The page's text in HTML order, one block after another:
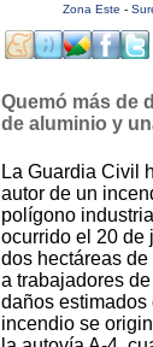
Zona Este -
Quemó más de
de aluminio y
La Guardia Civil
autor de un
polígono
ocurrido el 20 de
dos hectáreas
a trabajadores
daños estimados
incendio se